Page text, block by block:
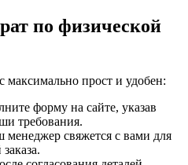
по физической
максимально прост и удобен:
форму на сайте, указав
требования.
менеджер свяжется с вами для